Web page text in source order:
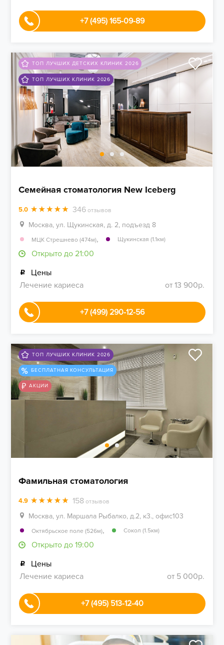
+7 (495) 165-09-89
ТОП ЛУЧШИХ ДЕТСКИХ КЛИНИК 2026
ТОП ЛУЧШИХ КЛИНИК 2026
Семейная стоматология New Iceberg
5.0 346 отзывов
Москва, ул. Щукинская, д. 2, подъезд 8
МЦК Стрешнево (474м), Щукинская (1.1км)
Открыто до 21:00
Цены
Лечение кариеса
от 13 900р.
+7 (499) 290-12-56
ТОП ЛУЧШИХ КЛИНИК 2026
БЕСПЛАТНАЯ КОНСУЛЬТАЦИЯ
АКЦИИ
Фамильная стоматология
4.9 158 отзывов
Москва, ул. Маршала Рыбалко, д.2, к3., офис103
Октябрьское поле (526м), Сокол (1.5км)
Открыто до 19:00
Цены
Лечение кариеса
от 5 000р.
+7 (495) 513-12-40